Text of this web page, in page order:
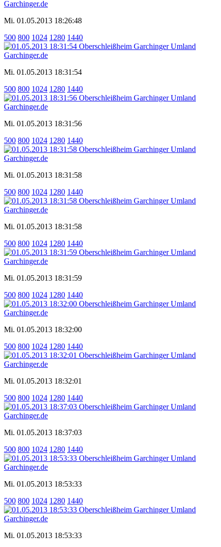
Mi. 01.05.2013 18:26:48
500 800 1024 1280 1440
Mi. 01.05.2013 18:31:54
500 800 1024 1280 1440
Mi. 01.05.2013 18:31:56
500 800 1024 1280 1440
Mi. 01.05.2013 18:31:58
500 800 1024 1280 1440
Mi. 01.05.2013 18:31:58
500 800 1024 1280 1440
Mi. 01.05.2013 18:31:59
500 800 1024 1280 1440
Mi. 01.05.2013 18:32:00
500 800 1024 1280 1440
Mi. 01.05.2013 18:32:01
500 800 1024 1280 1440
Mi. 01.05.2013 18:37:03
500 800 1024 1280 1440
Mi. 01.05.2013 18:53:33
500 800 1024 1280 1440
Mi. 01.05.2013 18:53:33